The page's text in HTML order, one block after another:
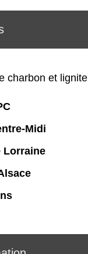
charbon et lignite
Midi
Lorraine